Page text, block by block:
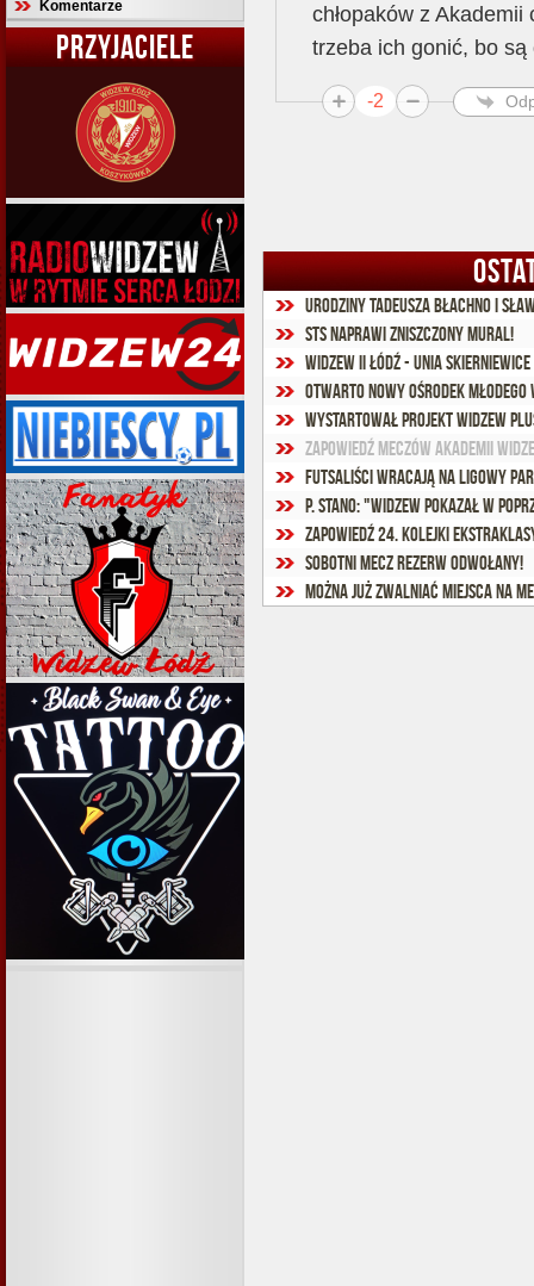
Komentarze
PRZYJACIELE
chłopaków z
trzeba ich gonić, bo
-2
Urodziny Tadeusza Błachno i
STS naprawi zniszczony mural!
Widzew II Łódź - Unia
Otwarto nowy ośrodek Młodego
Wystartował projekt Widzew
Zapowiedź meczów Akademii
Futsaliści wracają na ligowy
P. Stano: "Widzew pokazał w
Zapowiedź 24. kolejki
Sobotni mecz rezerw odwołany!
Można już zwalniać miejsca na